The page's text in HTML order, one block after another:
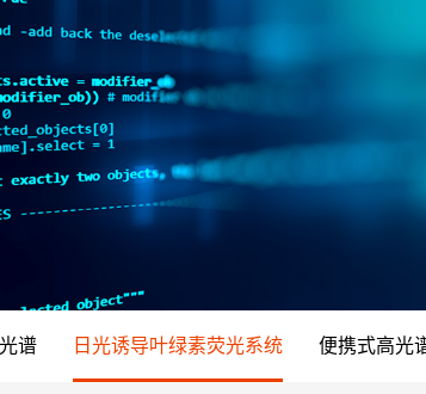
谱 日光诱导叶绿素荧光系统 便携式高光